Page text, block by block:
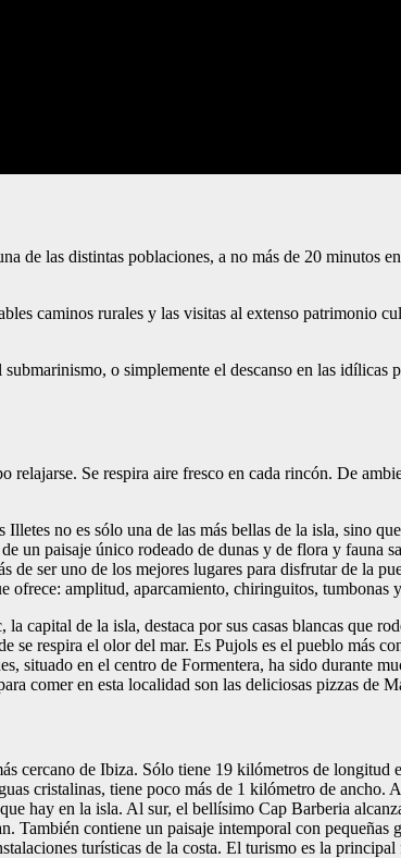
de las distintas poblaciones, a no más de 20 minutos
caminos rurales y las visitas al extenso patrimonio
o simplemente el descanso en las idílicas
relajarse. Se respira aire fresco en cada rincón. De
no es sólo una de las más bellas de la isla, sino
un paisaje único rodeado de dunas y de flora y fauna
ser uno de los mejores lugares para disfrutar de la
ofrece: amplitud, aparcamiento, chiringuitos, tumbonas
capital de la isla, destaca por sus casas blancas que
respira el olor del mar. Es Pujols es el pueblo más
situado en el centro de Formentera, ha sido durante
comer en esta localidad son las deliciosas pizzas de
cercano de Ibiza. Sólo tiene 19 kilómetros de longitud
cristalinas, tiene poco más de 1 kilómetro de
hay en la isla. Al sur, el bellísimo Cap Barberia
También contiene un paisaje intemporal con
turísticas de la costa. El turismo es la